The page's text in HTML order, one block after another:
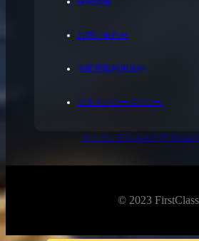
お問い合わせ
宅配買取利用規約
プライバシーポリシー
東京都公安委員会許可 第
© 2023